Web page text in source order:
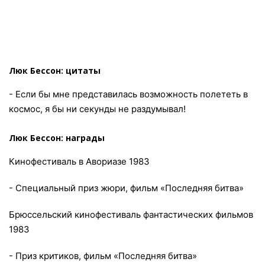
Люк Бессон: цитаты
- Если бы мне представилась возможность полететь в
космос, я бы ни секунды не раздумывал!
Люк Бессон: награды
Кинофестиваль в Авориазе 1983
- Специальный приз жюри, фильм «Последняя битва»
Брюссельский кинофестиваль фантастических фильмов
1983
- Приз критиков, фильм «Последняя битва»